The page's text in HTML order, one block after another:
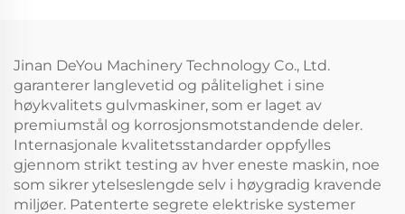
Jinan DeYou Machinery Technology Co., Ltd.
garanterer langlevetid og pålitelighet i sine
høykvalitets gulvmaskiner, som er laget av
premiumstål og korrosjonsmotstandende deler.
Internasjonale kvalitetsstandarder oppfylles
gjennom strikt testing av hver eneste maskin, noe
som sikrer ytelseslengde selv i høygradig kravende
miljøer. Patenterte segrete elektriske systemer